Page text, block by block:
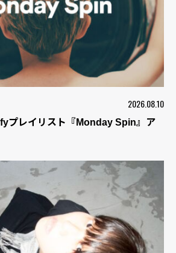
2026.08.10
プレイリスト『Monday Spin』ア